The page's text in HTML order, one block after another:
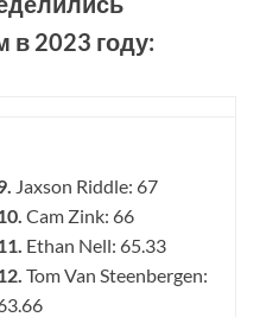
2023 году:
Jaxson Riddle: 67
Cam Zink: 66
Ethan Nell: 65.33
Tom Van Steenbergen: